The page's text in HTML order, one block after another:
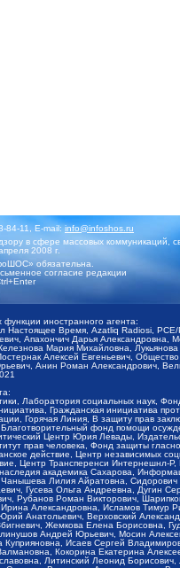
84-11, E-mail:info@infoshos.ru
в сфере массовых коммуникаций,
2008 г.
обязательна.
согласие редакции
иностранного агента:
Время, Azatliq Radiosi,
Апахончич Дарья
Мария Михайловна,
Алексей Евгеньевич,
Анин Роман Александрович,
Лаборатория социальных наук,
Гражданская инициатива
Горячая Линия, В защиту прав
фонд помощи
Центр Юрия Левады,
прав человека, Фонд защиты
действие, Центр
Центр Трансперенси
академика Сахарова,
Лилия Айратовна,
Гусева Ольга Андреевна, Дугин
Рубанов Роман Викторович,
Александровна, Исламов
Анатольевич, Верховский
Жемкова Елена
Андрей Юрьевич, Мосин
Исаев Сергей
Кокорина Екатерина
Литинский Леонид